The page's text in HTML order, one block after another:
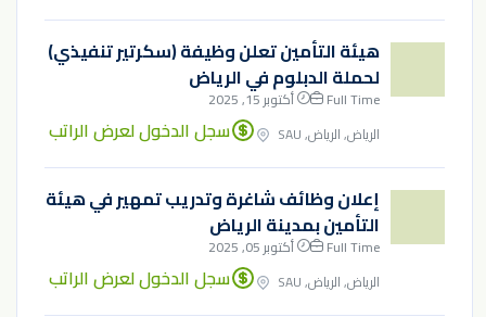
هيئة التأمين تعلن وظيفة (سكرتير تنفيذي)
لحملة الدبلوم في الرياض
Full Time
أكتوبر 15, 2025
الرياض, الرياض, SAU
سجل الدخول لعرض الراتب
إعلان وظائف شاغرة وتدريب تمهير في هيئة
التأمين بمدينة الرياض
Full Time
أكتوبر 05, 2025
الرياض, الرياض, SAU
سجل الدخول لعرض الراتب